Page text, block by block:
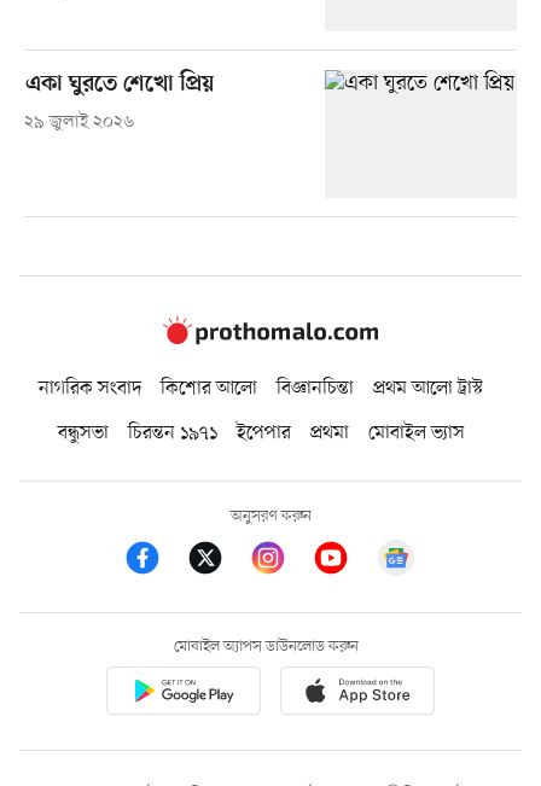
একা ঘুরতে শেখো প্রিয়
২৯ জুলাই ২০২৬
নাগরিক সংবাদ কিশোর আলো বিজ্ঞানচিন্তা
প্রথম আলো ট্রাস্ট
বন্ধুসভা
চিরন্তন ১৯৭১ ইপেপার প্রথমা মোবাইল ভ্যাস
অনুসরণ করুন
মোবাইল অ্যাপস ডাউনলোড করুন